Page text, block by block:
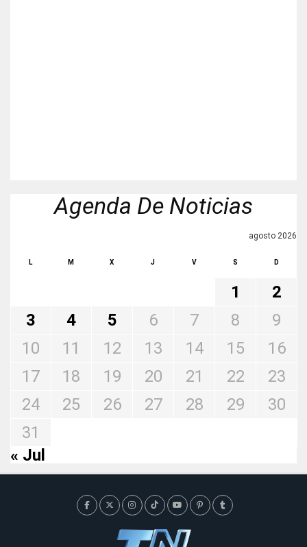
Agenda De Noticias
agosto 2026
L M X J V S D
1
2
3
4 5 6 7 8
9
10
11 12 13 14 15
16
17
18 19 20 21 22
23
24
25 26 27 28 29
30
31
« Jul